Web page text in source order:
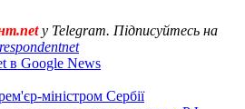
у Telegram. Підписуйтесь на
в Google News
міністром Сербії